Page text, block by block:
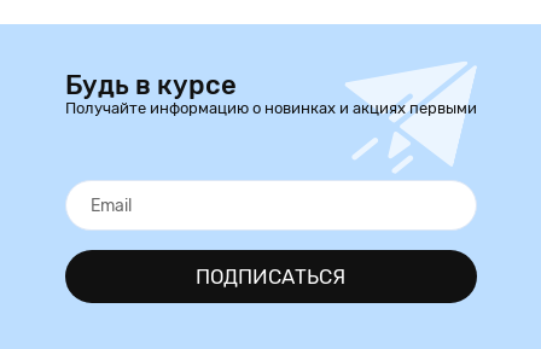
Будь в курсе
Получайте информацию о новинках и акциях первыми
ПОДПИСАТЬСЯ